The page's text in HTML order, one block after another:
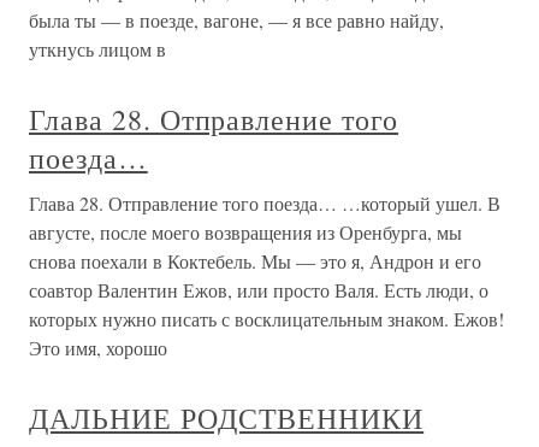
была ты — в поезде, вагоне, — я все равно найду,
уткнусь лицом в
Глава 28. Отправление того
поезда…
Глава 28. Отправление того поезда… …который ушел. В
августе, после моего возвращения из Оренбурга, мы
снова поехали в Коктебель. Мы — это я, Андрон и его
соавтор Валентин Ежов, или просто Валя. Есть люди, о
которых нужно писать с восклицательным знаком. Ежов!
Это имя, хорошо
ДАЛЬНИЕ РОДСТВЕННИКИ